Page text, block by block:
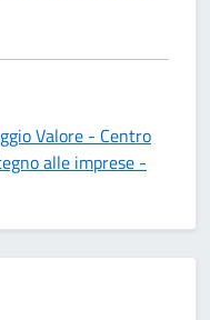
Valore - Centro
alle imprese -